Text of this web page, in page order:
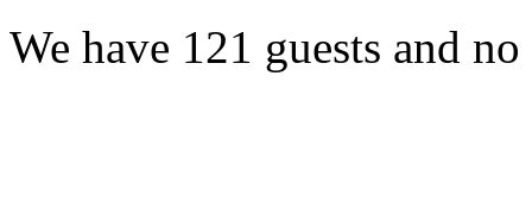
We have 121 guests and